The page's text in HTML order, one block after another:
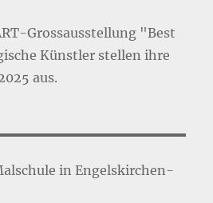
Grossausstellung "Best
Künstler stellen ihre
aus.
in Engelskirchen-